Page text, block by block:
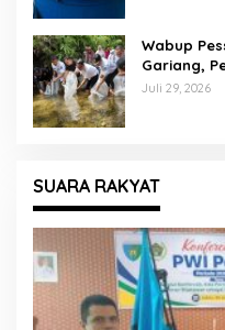
Wabup
Gariang,
demi
Juli 29, 2026
SUARA RAKYAT